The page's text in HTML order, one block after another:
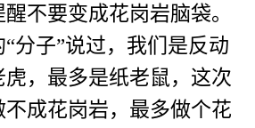
不要变成花岗岩脑袋。
分子”说过，我们是反动
，最多是纸老鼠，这次
成花岗岩，最多做个花